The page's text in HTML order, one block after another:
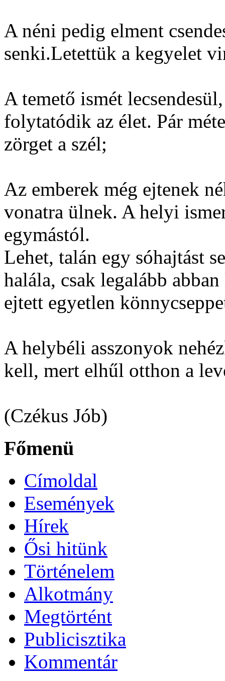
A néni pedig elment
senki.Letettük a kegyelet
A temető ismét
folytatódik az élet. Pár
zörget a szél;
Az emberek még ejtenek
vonatra ülnek. A helyi
egymástól.
Lehet, talán egy sóhajtást
halála, csak legalább
ejtett egyetlen
A helybéli asszonyok
kell, mert elhűl otthon a
(Czékus Jób)
Főmenü
Címoldal
Események
Hírek
Ősi hitünk
Történelem
Alkotmány
Megtörtént
Publicisztika
Kommentár